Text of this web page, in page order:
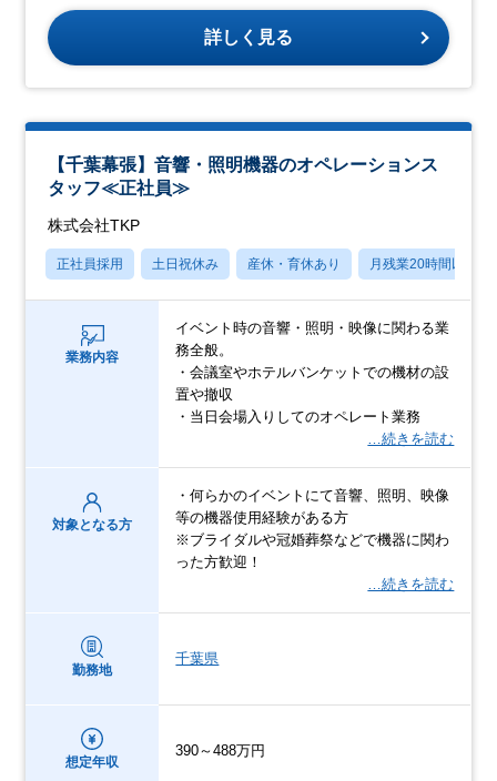
詳しく見る
【千葉幕張】音響・照明機器のオペレーションス
タッフ≪正社員≫
株式会社TKP
正社員採用 土日祝休み 産休・育休あり 月残業20時間以内
業務内容
イベント時の音響・照明・映像に関わる業
務全般。
・会議室やホテルバンケットでの機材の設
置や撤収
・当日会場入りしてのオペレート業務
…続きを読む
対象となる方
・何らかのイベントにて音響、照明、映像
等の機器使用経験がある方
※ブライダルや冠婚葬祭などで機器に関わ
った方歓迎！
…続きを読む
勤務地
千葉県
想定年収
390～488万円